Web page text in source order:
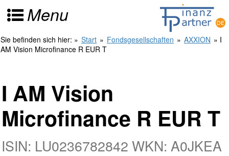
Menu
Sie befinden sich hier: » Start » Fondsgesellschaften » AXXION » I
AM Vision Microfinance R EUR T
I AM Vision
Microfinance R EUR T
ISIN: LU0236782842 WKN: A0JKEA